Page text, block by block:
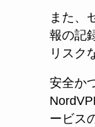
また、
報の記
リスク
安全か
ービス